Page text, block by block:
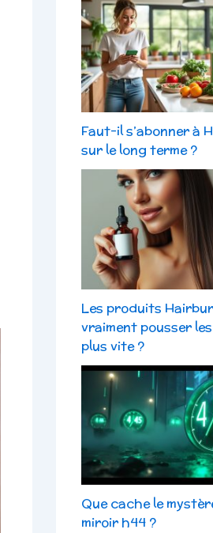
Faut-il s’abonner à
sur le long terme ?
Les produits
vraiment pousser
plus vite ?
Que cache le
miroir h44 ?